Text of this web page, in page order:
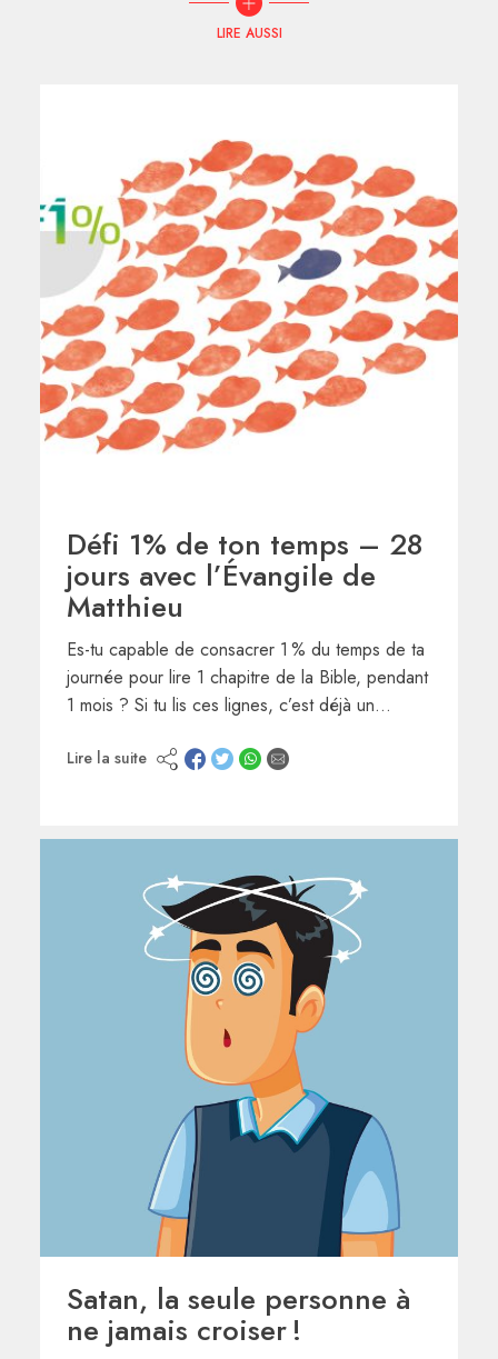
LIRE AUSSI
Défi 1% de ton temps – 28
jours avec l’Évangile de
Matthieu
Es-tu capable de consacrer 1 % du temps de ta
journée pour lire 1 chapitre de la Bible, pendant
1 mois ? Si tu lis ces lignes, c’est déjà un…
Lire la suite
Satan, la seule personne à
ne jamais croiser !